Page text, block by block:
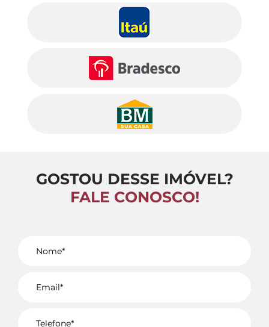
GOSTOU DESSE IMÓVEL?
FALE CONOSCO!